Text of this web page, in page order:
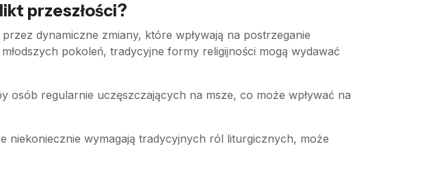
przeszłości?
dynamiczne zmiany, które wpływają na postrzeganie
pokoleń, tradycyjne formy religijności mogą wydawać
osób regularnie uczęszczających na msze, co może wpływać na
wymagają tradycyjnych ról liturgicznych, może